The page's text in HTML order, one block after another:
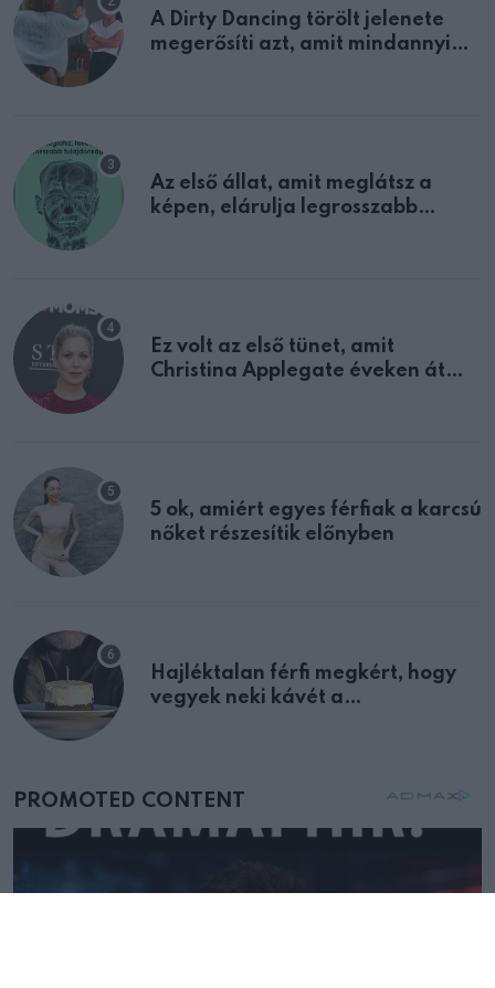
A Dirty Dancing törölt jelenete
megerősíti azt, amit mindannyian
Az első állat, amit meglátsz a
képen, elárulja legrosszabb
Ez volt az első tünet, amit
Christina Applegate éveken át
5 ok, amiért egyes férfiak a karcsú
nőket részesítik előnyben
Hajléktalan férfi megkért, hogy
vegyek neki kávét a